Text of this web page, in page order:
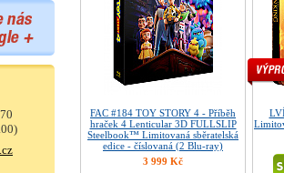
FAC #184 TOY STORY 4 - Příběh
hraček 4 Lenticular 3D FULLSLIP
Steelbook™ Limitovaná sběratelská
edice - číslovaná (2 Blu-ray)
3 999 Kč